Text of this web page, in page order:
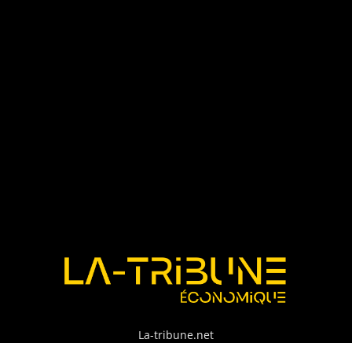
La-tribune.net